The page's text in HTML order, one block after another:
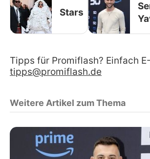
Stars
Tipps für Promiflash? Einfach
tipps@promiflash.de
Weitere Artikel zum Thema